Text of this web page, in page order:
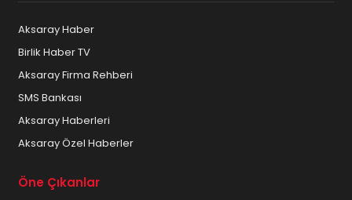
Aksaray Haber
Birlik Haber TV
Aksaray Firma Rehberi
SMS Bankası
Aksaray Haberleri
Aksaray Özel Haberler
Öne Çıkanlar